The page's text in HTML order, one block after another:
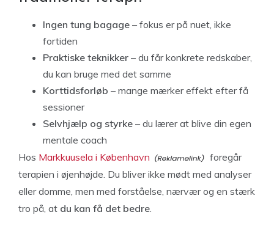
Ingen tung bagage – fokus er på nuet, ikke
fortiden
Praktiske teknikker – du får konkrete redskaber,
du kan bruge med det samme
Korttidsforløb – mange mærker effekt efter få
sessioner
Selvhjælp og styrke – du lærer at blive din egen
mentale coach
Hos Markkuusela i København
foregår
terapien i øjenhøjde. Du bliver ikke mødt med analyser
eller domme, men med forståelse, nærvær og en stærk
tro på, at du kan få det bedre.